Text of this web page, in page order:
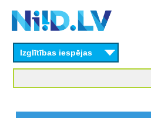
content
Izglītības iespējas